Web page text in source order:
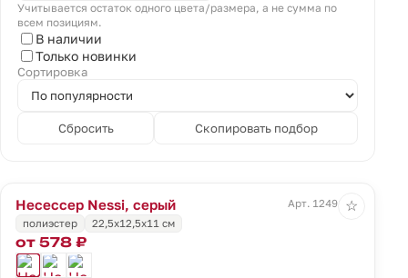
Учитывается остаток одного цвета/размера, а не сумма по
всем позициям.
В наличии
Только новинки
Сортировка
Сбросить Скопировать подбор
Несессер Nessi, серый
Арт. 12491.10
полиэстер
22,5х12,5х11 см
от 578 ₽
☆